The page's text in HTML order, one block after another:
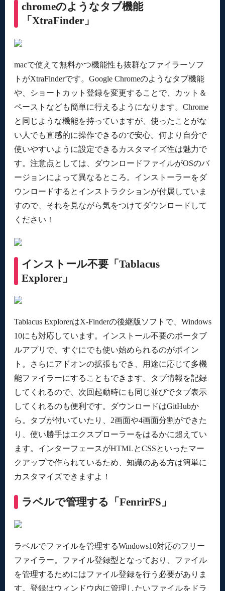
chromeのようなタブ機能
「XtraFinder」
macで使えて無料かつ機能性も抜群なファイラーソフ
トがXtraFinderです。Google Chromeのようなタブ機能
や、ショートカット登録を変更することで、カット＆
ペーストなども簡単に行えるようになります。Chrome
と同じような機能を持っていますが、使ったことがな
い人でも直感的に操作できるので安心。何より自分で
使いやすいように設定できるカスタマイズ性は魅力で
す。注意点としては、ダウンロードファイルがOSのバ
ージョンによって異なるところ。インストーラーをダ
ウンロードするとインストラクションが付属していま
すので、それを見ながら気をつけてダウンロードして
ください！
インストール不要「Tablacus
Explorer」
Tablacus ExplorerはX-Finderの後継版ソフトで、Windows
10にも対応しています。インストール不要のポータブ
ルアプリで、すぐにでも使い始められるのがポイン
ト。さらにアドオンの拡張もでき、用途に応じて多機
能ファイラーにすることもできます。タブ情報を記録
してくれるので、次回起動時にも同じ並びでタブ表示
してくれるのも便利です。ダウンロードはGitHubか
ら。タブが付いていたり、2画面や4画面分割ができた
り、使い勝手はエクスプローラーをはるかに超えてい
ます。インターフェースがHTMLとCSSといったマー
クアップで作られているため、知識のある方は簡単に
カスタマイズできますよ！
ラベルで管理する「FenrirFS」
ラベルでファイルを管理するWindows10対応のフリー
ファイラー。ファイル登録型となっており、ファイル
を管理するためにはファイル登録を行う必要がありま
す。登録はウィンドウ内に管理したいファイルをドラ